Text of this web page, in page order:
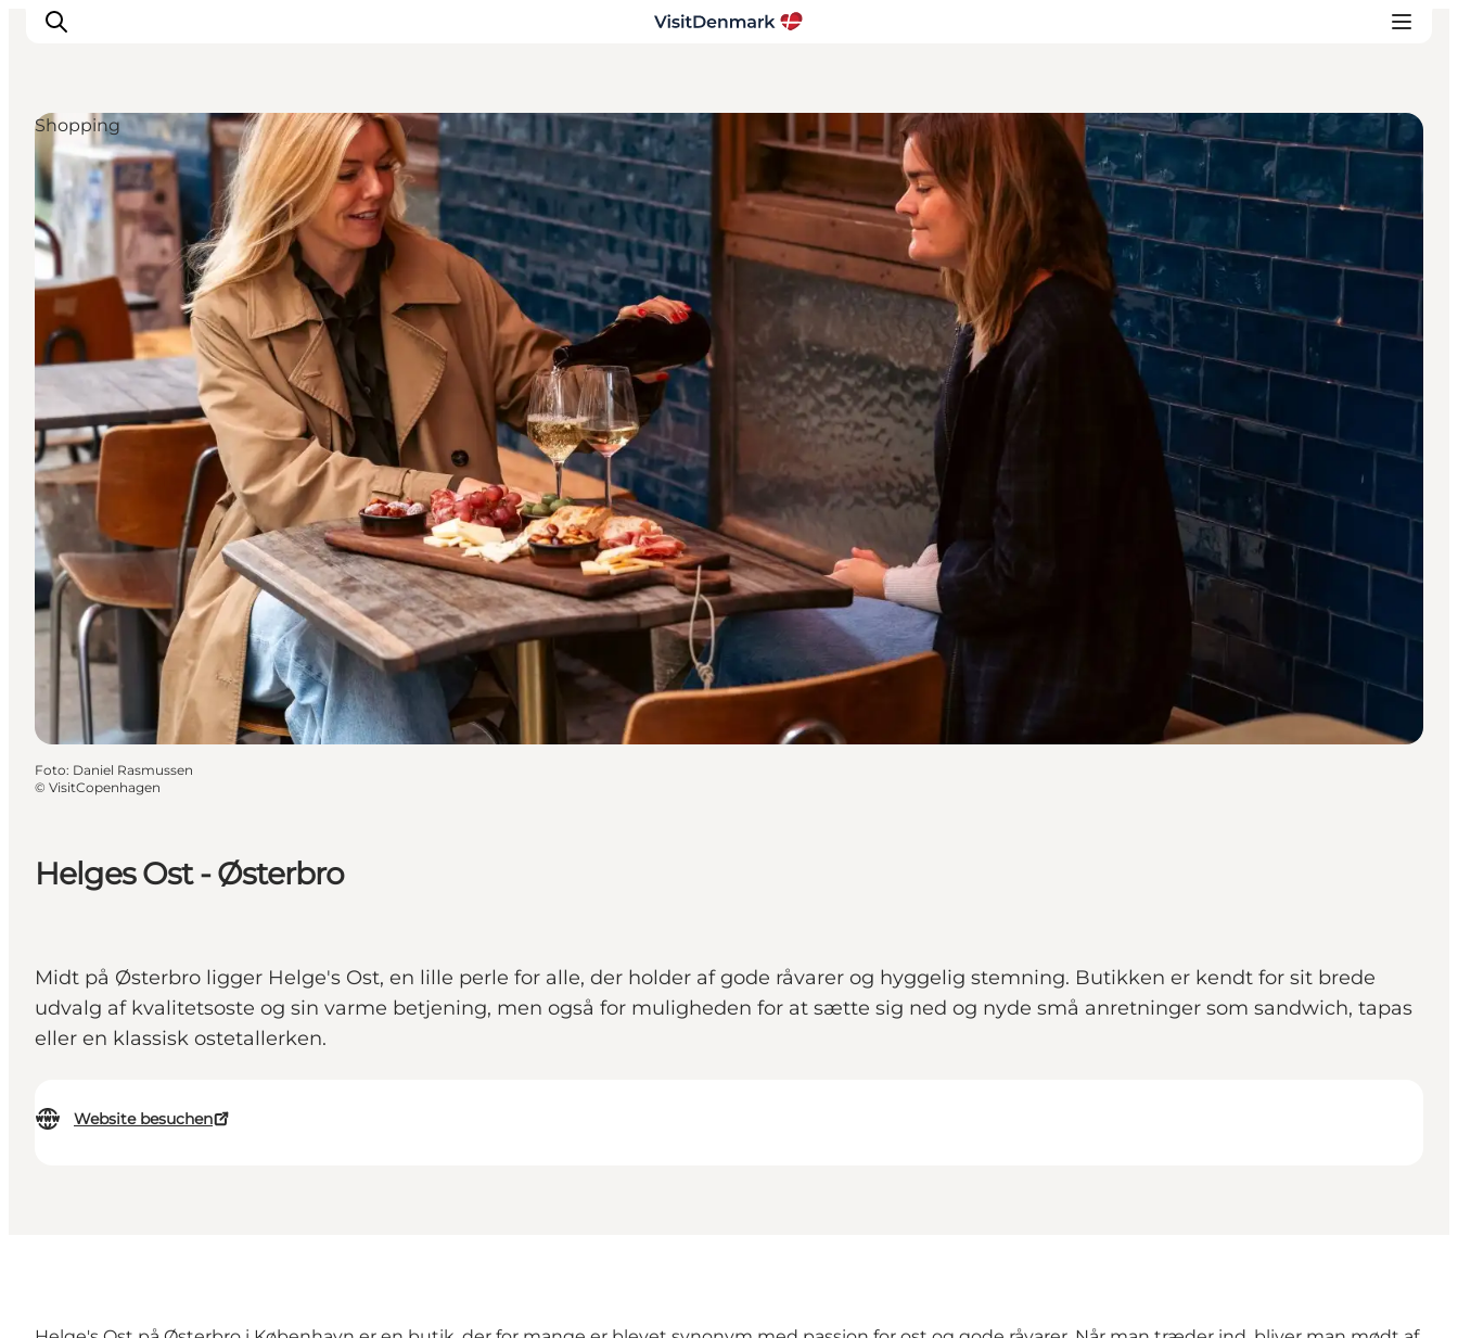
Inspiration
Regionen
Erlebnisse
Unterkünfte
Reiseplanung
Helges Ost - Østerbro
Midt på Østerbro ligger Helge's Ost, en lille perle for alle, der holder af gode råvarer og hyggelig stemning. Butikken er kendt for sit brede
udvalg af kvalitetsoste og sin varme betjening, men også for muligheden for at sætte sig ned og nyde små anretninger som sandwich, tapas
eller en klassisk ostetallerken.
Website besuchen
Shopping
Foto: Daniel Rasmussen
© VisitCopenhagen